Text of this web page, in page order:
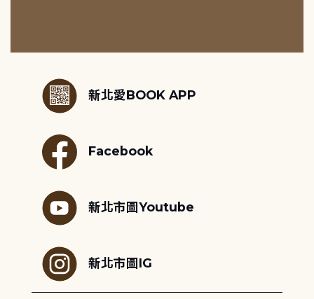
新北愛BOOK APP
Facebook
新北市圖Youtube
新北市圖IG